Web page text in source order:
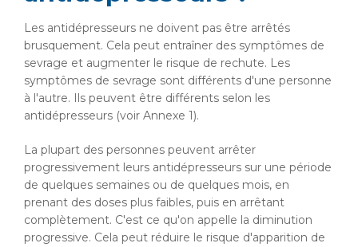
Les antidépresseurs ne doivent pas être arrêtés
brusquement. Cela peut entraîner des symptômes de
sevrage et augmenter le risque de rechute. Les
symptômes de sevrage sont différents d'une personne
à l'autre. Ils peuvent être différents selon les
antidépresseurs (voir Annexe 1).
La plupart des personnes peuvent arrêter
progressivement leurs antidépresseurs sur une période
de quelques semaines ou de quelques mois, en
prenant des doses plus faibles, puis en arrêtant
complètement. C'est ce qu'on appelle la diminution
progressive. Cela peut réduire le risque d'apparition de